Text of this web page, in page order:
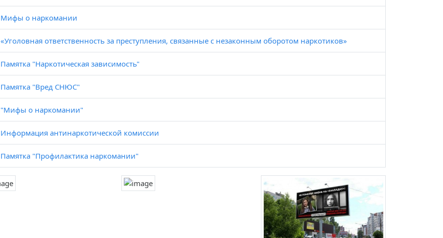
Мифы о наркомании
«Уголовная ответственность за преступления, связанные с незаконным оборотом наркотиков»
Памятка "Наркотическая зависимость"
Памятка "Вред СНЮС"
"Мифы о наркомании"
Информация антинаркотической комиссии
Памятка "Профилактика наркомании"